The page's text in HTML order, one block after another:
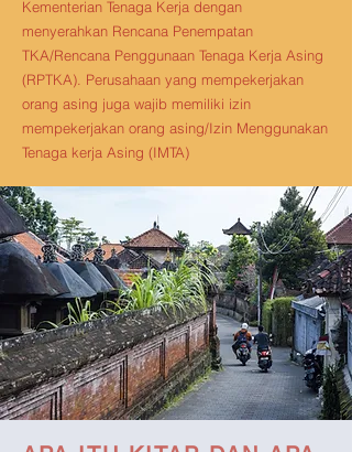
Kementerian Tenaga Kerja dengan
menyerahkan Rencana Penempatan
TKA/Rencana Penggunaan Tenaga Kerja Asing
(RPTKA). Perusahaan yang mempekerjakan
orang asing juga wajib memiliki izin
mempekerjakan orang asing/Izin Menggunakan
Tenaga kerja Asing (IMTA)